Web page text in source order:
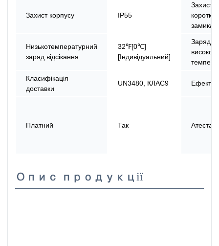
Захист корпусу IP55
Захист
Низькотемпературний
заряд відсікання
32℉[0℃]
[Індивідуальний]
Заряд
високої
Класифікація
доставки
UN3480, КЛАС9
Платний Так
Опис продукції